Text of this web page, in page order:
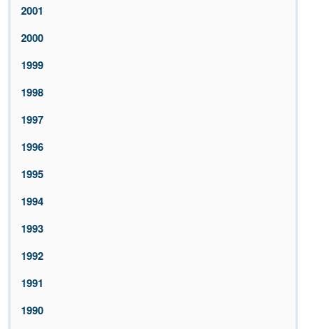
2001
2000
1999
1998
1997
1996
1995
1994
1993
1992
1991
1990